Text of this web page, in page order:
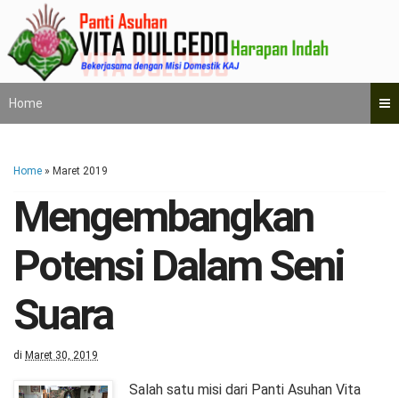
Home
Home » Maret 2019
Mengembangkan
Potensi Dalam Seni
Suara
di Maret 30, 2019
Salah satu misi dari Panti Asuhan Vita